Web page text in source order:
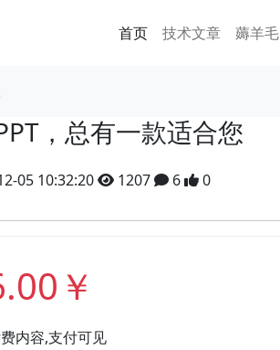
首页 技术文章 薅羊毛
，总有一款适合您
05 10:32:20 1207 6 0
￥
内容,支付可见